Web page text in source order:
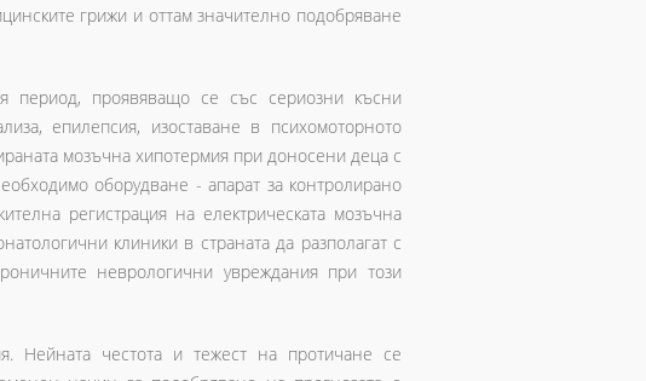
грижи и оттам значително подобряване
период, проявяващо се със сериозни късни
епилепсия, изоставане в психомоторното
мозъчна хипотермия при доносени деца с
оборудване - апарат за контролирано
регистрация на електрическата мозъчна
клиники в страната да разполагат с
неврологични увреждания при този
Нейната честота и тежест на протичане се